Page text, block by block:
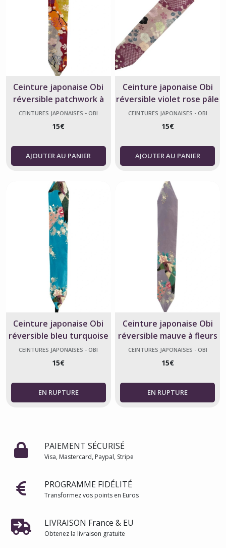
Ceinture japonaise Obi
réversible patchwork à
fleurs
CEINTURES JAPONAISES - OBI
15€
AJOUTER AU PANIER
Ceinture japonaise Obi
réversible violet rose pâle
à fleurs
CEINTURES JAPONAISES - OBI
15€
AJOUTER AU PANIER
Ceinture japonaise Obi
réversible bleu turquoise
à fleurs et paon
CEINTURES JAPONAISES - OBI
15€
Ceinture japonaise Obi
réversible mauve à fleurs
et paon
CEINTURES JAPONAISES - OBI
15€
PAIEMENT SÉCURISÉ
Visa, Mastercard, Paypal, Stripe
PROGRAMME FIDÉLITÉ
Transformez vos points en Euros
LIVRAISON France & EU
Obtenez la livraison gratuite